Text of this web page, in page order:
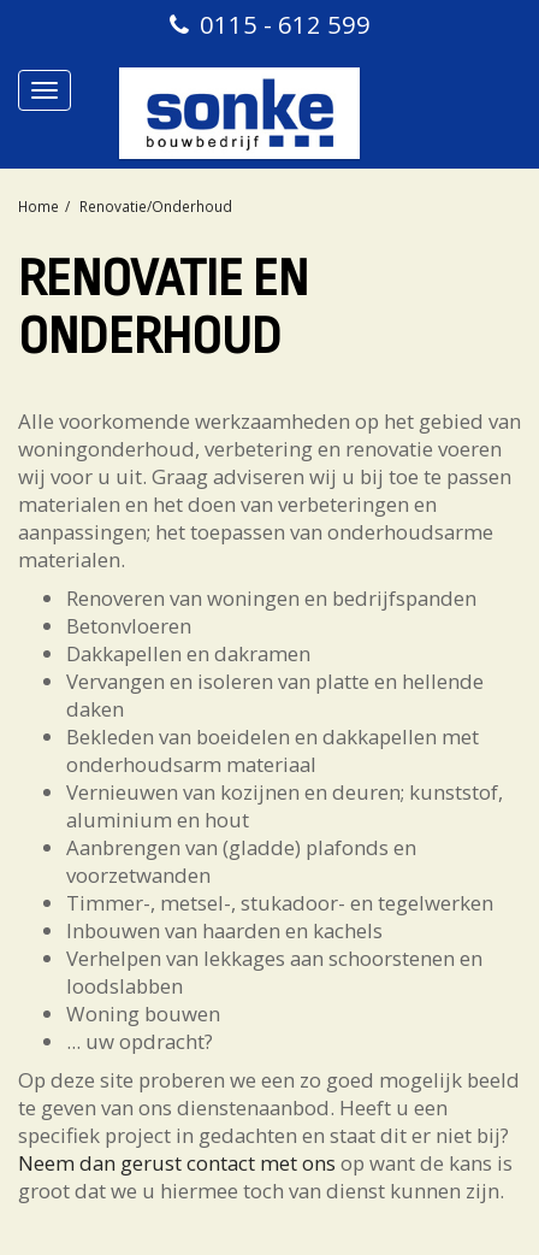
0115 - 612 599
Toggle
Home Renovatie/Onderhoud
RENOVATIE EN
ONDERHOUD
Alle voorkomende werkzaamheden op het gebied van
woningonderhoud, verbetering en renovatie voeren
wij voor u uit. Graag adviseren wij u bij toe te passen
materialen en het doen van verbeteringen en
aanpassingen; het toepassen van onderhoudsarme
materialen.
Renoveren van woningen en bedrijfspanden
Betonvloeren
Dakkapellen en dakramen
Vervangen en isoleren van platte en hellende
daken
Bekleden van boeidelen en dakkapellen met
onderhoudsarm materiaal
Vernieuwen van kozijnen en deuren; kunststof,
aluminium en hout
Aanbrengen van (gladde) plafonds en
voorzetwanden
Timmer-, metsel-, stukadoor- en tegelwerken
Inbouwen van haarden en kachels
Verhelpen van lekkages aan schoorstenen en
loodslabben
Woning bouwen
... uw opdracht?
Op deze site proberen we een zo goed mogelijk beeld
te geven van ons dienstenaanbod. Heeft u een
specifiek project in gedachten en staat dit er niet bij?
Neem dan gerust contact met ons op want de kans is
groot dat we u hiermee toch van dienst kunnen zijn.